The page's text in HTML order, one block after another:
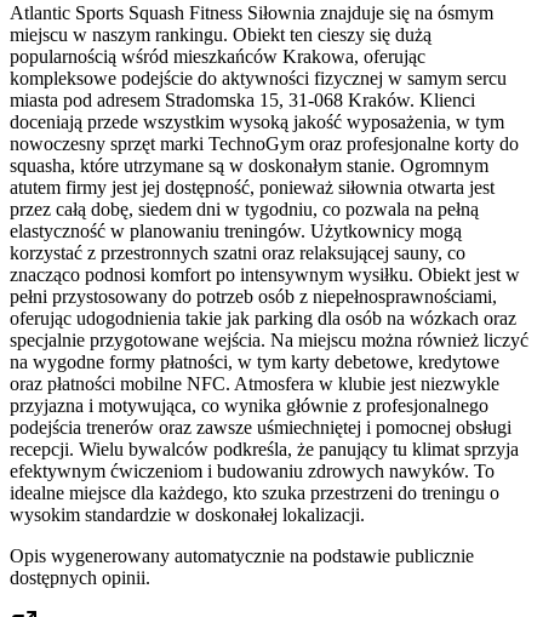
Atlantic Sports Squash Fitness Siłownia znajduje się na ósmym
miejscu w naszym rankingu. Obiekt ten cieszy się dużą
popularnością wśród mieszkańców Krakowa, oferując
kompleksowe podejście do aktywności fizycznej w samym sercu
miasta pod adresem Stradomska 15, 31-068 Kraków. Klienci
doceniają przede wszystkim wysoką jakość wyposażenia, w tym
nowoczesny sprzęt marki TechnoGym oraz profesjonalne korty do
squasha, które utrzymane są w doskonałym stanie. Ogromnym
atutem firmy jest jej dostępność, ponieważ siłownia otwarta jest
przez całą dobę, siedem dni w tygodniu, co pozwala na pełną
elastyczność w planowaniu treningów. Użytkownicy mogą
korzystać z przestronnych szatni oraz relaksującej sauny, co
znacząco podnosi komfort po intensywnym wysiłku. Obiekt jest w
pełni przystosowany do potrzeb osób z niepełnosprawnościami,
oferując udogodnienia takie jak parking dla osób na wózkach oraz
specjalnie przygotowane wejścia. Na miejscu można również liczyć
na wygodne formy płatności, w tym karty debetowe, kredytowe
oraz płatności mobilne NFC. Atmosfera w klubie jest niezwykle
przyjazna i motywująca, co wynika głównie z profesjonalnego
podejścia trenerów oraz zawsze uśmiechniętej i pomocnej obsługi
recepcji. Wielu bywalców podkreśla, że panujący tu klimat sprzyja
efektywnym ćwiczeniom i budowaniu zdrowych nawyków. To
idealne miejsce dla każdego, kto szuka przestrzeni do treningu o
wysokim standardzie w doskonałej lokalizacji.
Opis wygenerowany automatycznie na podstawie publicznie
dostępnych opinii.